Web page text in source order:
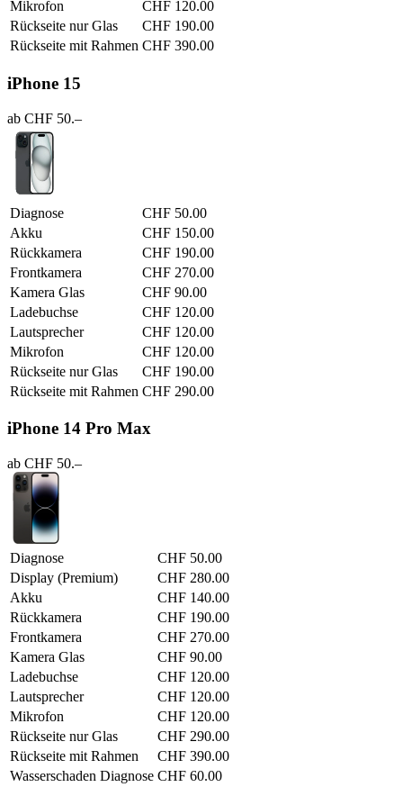
Mikrofon
CHF 120.00
Rückseite nur Glas
CHF 190.00
Rückseite mit Rahmen CHF 390.00
iPhone 15
ab CHF 50.–
Diagnose
CHF 50.00
Akku
CHF 150.00
Rückkamera
CHF 190.00
Frontkamera
CHF 270.00
Kamera Glas
CHF 90.00
Ladebuchse
CHF 120.00
Lautsprecher
CHF 120.00
Mikrofon
CHF 120.00
Rückseite nur Glas
CHF 190.00
Rückseite mit Rahmen CHF 290.00
iPhone 14 Pro Max
ab CHF 50.–
Diagnose
CHF 50.00
Display (Premium)
CHF 280.00
Akku
CHF 140.00
Rückkamera
CHF 190.00
Frontkamera
CHF 270.00
Kamera Glas
CHF 90.00
Ladebuchse
CHF 120.00
Lautsprecher
CHF 120.00
Mikrofon
CHF 120.00
Rückseite nur Glas
CHF 290.00
Rückseite mit Rahmen
CHF 390.00
Wasserschaden Diagnose CHF 60.00